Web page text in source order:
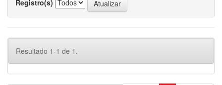
Registro(s)
Resultado 1-1 de 1.